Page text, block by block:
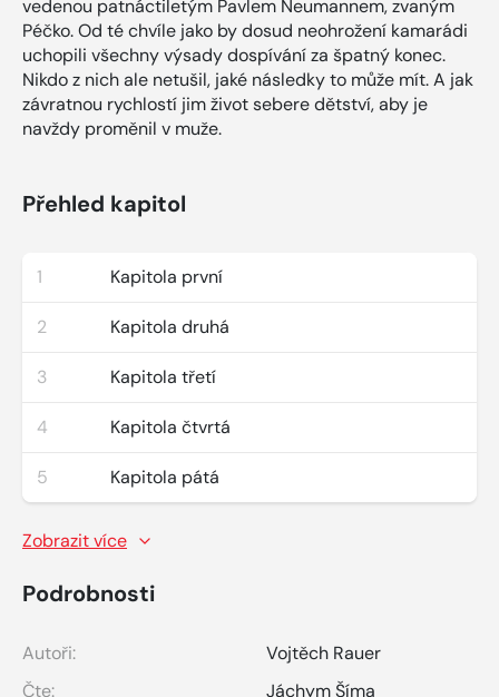
vedenou patnáctiletým Pavlem Neumannem, zvaným
Péčko. Od té chvíle jako by dosud neohrožení kamarádi
uchopili všechny výsady dospívání za špatný konec.
Nikdo z nich ale netušil, jaké následky to může mít. A jak
závratnou rychlostí jim život sebere dětství, aby je
navždy proměnil v muže.
Přehled kapitol
1 Kapitola první
2 Kapitola druhá
3 Kapitola třetí
4 Kapitola čtvrtá
5 Kapitola pátá
Zobrazit více
Podrobnosti
Autoři:
Vojtěch Rauer
Čte:
Jáchym Šíma